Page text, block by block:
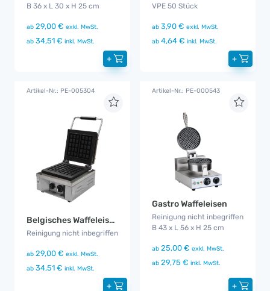
B 36 x L 30 x H 25 cm
ab 29,00 € exkl. MwSt.
ab 34,51 € inkl. MwSt.
+
VPE 50 Stück
ab 3,90 € exkl. MwSt.
ab 4,64 € inkl. MwSt.
+
Artikel-Nr.: PE-005304
Belgisches Waffeleisen
Reinigung nicht inbegriffen
ab 29,00 € exkl. MwSt.
ab 34,51 € inkl. MwSt.
+
Artikel-Nr.: PE-000543
Gastro Waffeleisen
Reinigung nicht inbegriffen
B 43 x L 56 x H 25 cm
ab 25,00 € exkl. MwSt.
ab 29,75 € inkl. MwSt.
+